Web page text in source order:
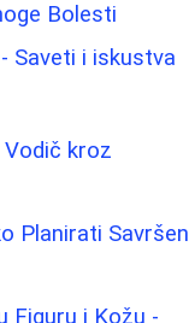
Bolesti
Saveti i iskustva
Vodič kroz
Planirati Savršen
Figuru i Kožu -